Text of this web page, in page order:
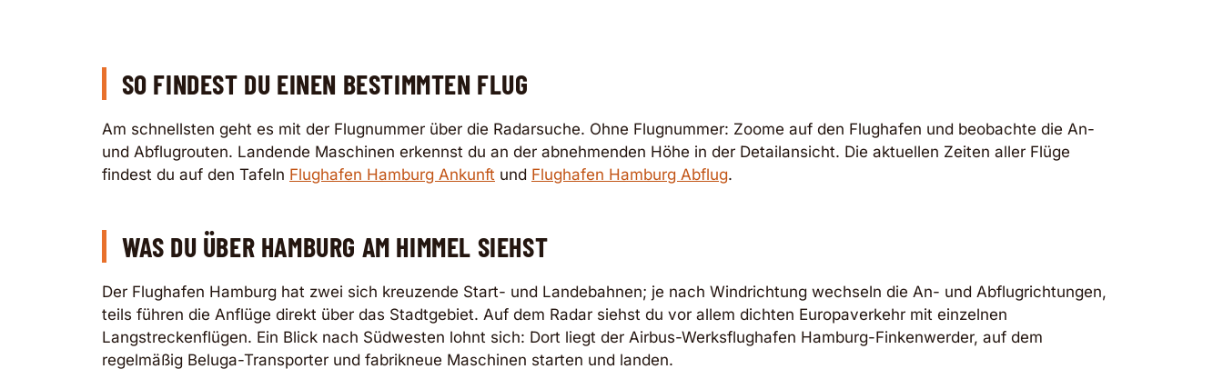
SO FINDEST DU EINEN BESTIMMTEN FLUG
Am schnellsten geht es mit der Flugnummer über die Radarsuche. Ohne Flugnummer: Zoome auf den Flughafen und beobachte die An-
und Abflugrouten. Landende Maschinen erkennst du an der abnehmenden Höhe in der Detailansicht. Die aktuellen Zeiten aller Flüge
findest du auf den Tafeln Flughafen Hamburg Ankunft und Flughafen Hamburg Abflug.
WAS DU ÜBER HAMBURG AM HIMMEL SIEHST
Der Flughafen Hamburg hat zwei sich kreuzende Start- und Landebahnen; je nach Windrichtung wechseln die An- und Abflugrichtungen,
teils führen die Anflüge direkt über das Stadtgebiet. Auf dem Radar siehst du vor allem dichten Europaverkehr mit einzelnen
Langstreckenflügen. Ein Blick nach Südwesten lohnt sich: Dort liegt der Airbus-Werksflughafen Hamburg-Finkenwerder, auf dem
regelmäßig Beluga-Transporter und fabrikneue Maschinen starten und landen.